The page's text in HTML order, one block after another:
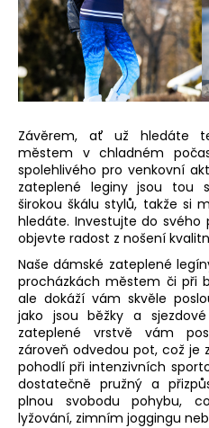
Závěrem, ať už hledáte
městem v chladném
spolehlivého pro venkovní
zateplené leginyjsou tou
širokou škálu stylů, takže si
hledáte. Investujte do
objevte radost z nošení
Našedámské zateplené
procházkách městem či při
ale dokáží vám skvěle
jako jsou běžky a
zateplené vrstvě vám
zároveň odvedou pot, což je
pohodlí při intenzivních
dostatečně pružný a
plnou svobodu pohybu,
lyžování, zimním joggingu